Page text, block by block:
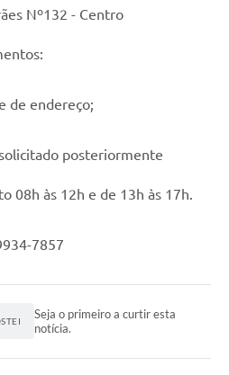
Nº132 - Centro
de endereço;
posteriormente
08h às 12h e de 13h às 17h.
7857
Seja o primeiro a curtir esta
notícia.